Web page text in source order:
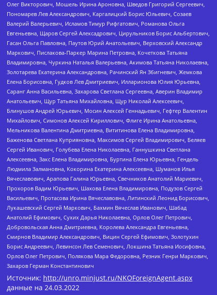
Олег Викторович, Мошель Ирина Ароновна, Шведов Григорий Сергеевич,
Пономарев Лев Александрович, Каргалицкий Борис Юльевич, Созаев
Валерий Валерьевич, Исламов Тимур Рифгатович, Романова Ольга
Евгеньевна, Щаров Сергей Алексадрович, Цирульников Борис Альбертович,
Гасан Ольга Павловна, Паутов Юрий Анатольевич, Верховский Александр
Маркович, Пислакова-Паркер Марина Петровна, Кочеткова Татьяна
Владимировна, Чуркина Наталья Валерьевна, Акимова Татьяна Николаевна,
Золотарева Екатерина Александровна, Рачинский Ян Збигневич, Жемкова
Елена Борисовна, Гудков Лев Дмитриевич, Илларионова Юлия Юрьевна,
Саранг Анна Васильевна, Захарова Светлана Сергеевна, Аверин Владимир
Анатольевич, Щур Татьяна Михайловна, Щур Николай Алексеевич,
Блинушов Андрей Юрьевич, Мосин Алексей Геннадьевич, Гефтер Валентин
Михайлович, Симонов Алексей Кириллович, Флиге Ирина Анатольевна,
Мельникова Валентина Дмитриевна, Вититинова Елена Владимировна,
Баженова Светлана Куприяновна, Максимов Сергей Владимирович, Беляев
Сергей Иванович, Голубева Елена Николаевна, Ганнушкина Светлана
Алексеевна, Закс Елена Владимировна, Буртина Елена Юрьевна, Гендель
Людмила Залмановна, Кокорина Екатерина Алексеевна, Шуманов Илья
Вячеславович, Арапова Галина Юрьевна, Свечников Анатолий Мариевич,
Прохоров Вадим Юрьевич, Шахова Елена Владимировна, Подузов Сергей
Васильевич, Протасова Ирина Вячеславовна, Литинский Леонид Борисович,
Лукашевский Сергей Маркович, Бахмин Вячеслав Иванович, Шабад
Анатолий Ефимович, Сухих Дарья Николаевна, Орлов Олег Петрович,
Добровольская Анна Дмитриевна, Королева Александра Евгеньевна,
Смирнов Владимир Александрович, Вицин Сергей Ефимович, Золотухин
Борис Андреевич, Левинсон Лев Семенович, Локшина Татьяна Иосифовна,
Орлов Олег Петрович, Полякова Мара Федоровна, Резник Генри Маркович,
Захаров Герман Константинович
Источник: http://unro.minjust.ru/NKOForeignAgent.aspx
данные на 24.03.2022